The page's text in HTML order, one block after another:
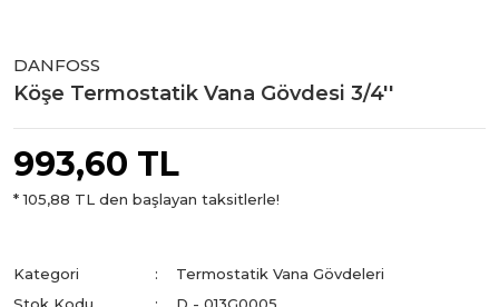
DANFOSS
Köşe Termostatik Vana Gövdesi 3/4''
993,60 TL
* 105,88 TL den başlayan taksitlerle!
Kategori
Termostatik Vana Gövdeleri